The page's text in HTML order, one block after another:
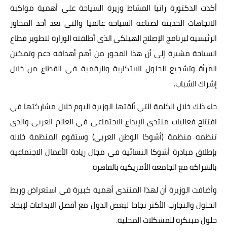
أخبار النجوم
أخبار العالم
أكدت الدكتورة رانيا المشاط وزيرة السياحة على أهمية مواكبة
الاتجاهات الحديثة لصناعة السياحة عالميا والتي تعد أحد المحاور
الرئيسية لبرنامج الإصلاح الهيلكى الذى أطلقته الوزارة لتطوير قطاع
السياحة مشيرة إلى أن هذا المحور من أهم أهدافه دعم وتمكين
المرأة وتشجيع الحلول الابتكارية والرقمية في القطاع من خلال
إشراك الشباب.
جاء ذلك خلال الكلمة التي ألقتها الوزيرة اليوم خلال مشاركتها في
افتتاح فعاليات منتدى الإبداع الاجتماعى في العالم العربى والذى
تنظمه منظمة (أشوكا الوطن العربى) وستقوم المنظمة خلاله
بإطلاق مبادرة أشوكا النسائية في مجال ريادة الأعمال الاجتماعية
بالشراكة مع الجامعة الأمريكية بالقاهرة.
وأضافت الوزيرة أن لهذا المنتدى أهمية كبيرة في استعراض وربط
الحلول والتجارب الأكثر نجاحا لبعض الدول مع أفضل الابداعات لإيجاد
حلول مبتكرة للمشكلات المحلية.